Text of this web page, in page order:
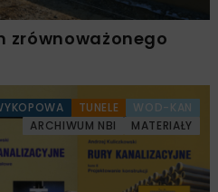
zrównoważonego
TUNELE
WOD-KAN
ARCHIWUM NBI
MATERIAŁY